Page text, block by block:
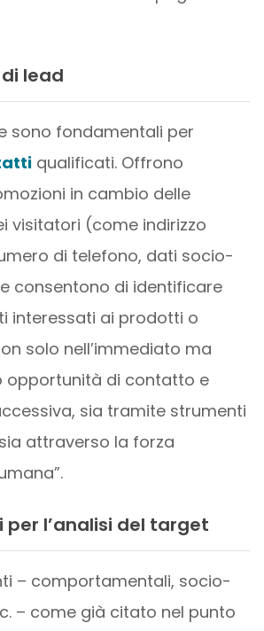
lead
sono fondamentali per
qualificati. Offrono
in cambio delle
visitatori (come indirizzo
di telefono, dati socio-
consentono di identificare
interessati ai prodotti o
solo nell’immediato ma
opportunità di contatto e
sia tramite strumenti
attraverso la forza
l’analisi del target
– comportamentali, socio-
– come già citato nel punto